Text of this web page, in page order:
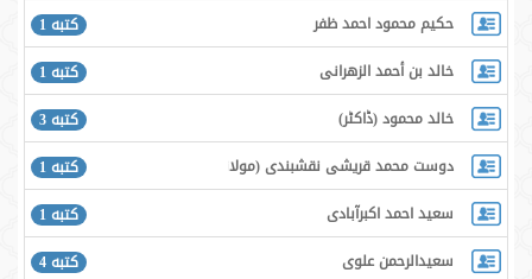
حكيم محمود احمد ظفر
كتبه 1
خالد بن أحمد الزهرانی
كتبه 1
خالد محمود (ڈاكٹر)
كتبه 3
دوست محمد قريشى نقشبندى (مولانا)
كتبه 1
سعید احمد اکبرآبادی
كتبه 1
سعیدالرحمن علوی
كتبه 4